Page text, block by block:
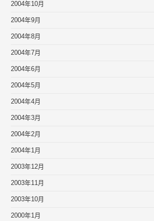
2004年10月
2004年9月
2004年8月
2004年7月
2004年6月
2004年5月
2004年4月
2004年3月
2004年2月
2004年1月
2003年12月
2003年11月
2003年10月
2000年1月